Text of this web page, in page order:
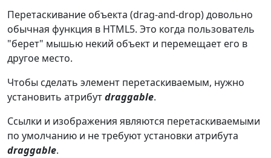
Перетаскивание объекта (drag-and-drop) довольно
обычная функция в HTML5. Это когда пользователь
"берет" мышью некий объект и перемещает его в
другое место.
Чтобы сделать элемент перетаскиваемым, нужно
установить атрибутdraggable.
Ссылки и изображения являются перетаскиваемыми
по умолчанию и не требуют установки атрибута
draggable.